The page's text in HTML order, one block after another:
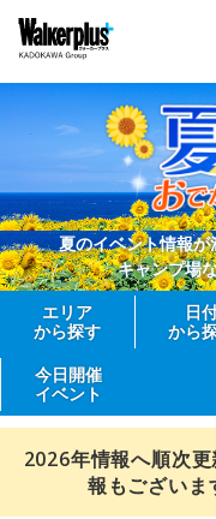
夏のイベント情報
キャンプ場
エリア
から探す
日
から
今日開催
イベント
2026年情報へ順次
報もございま